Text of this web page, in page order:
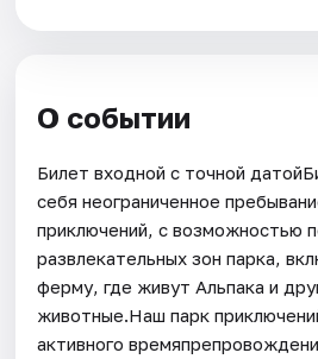
О событии
Билет входной с точной
себя неограниченное
приключений, с возможностью
развлекательных зон парка,
ферму, где живут Альпака и
животные.Наш парк
активного